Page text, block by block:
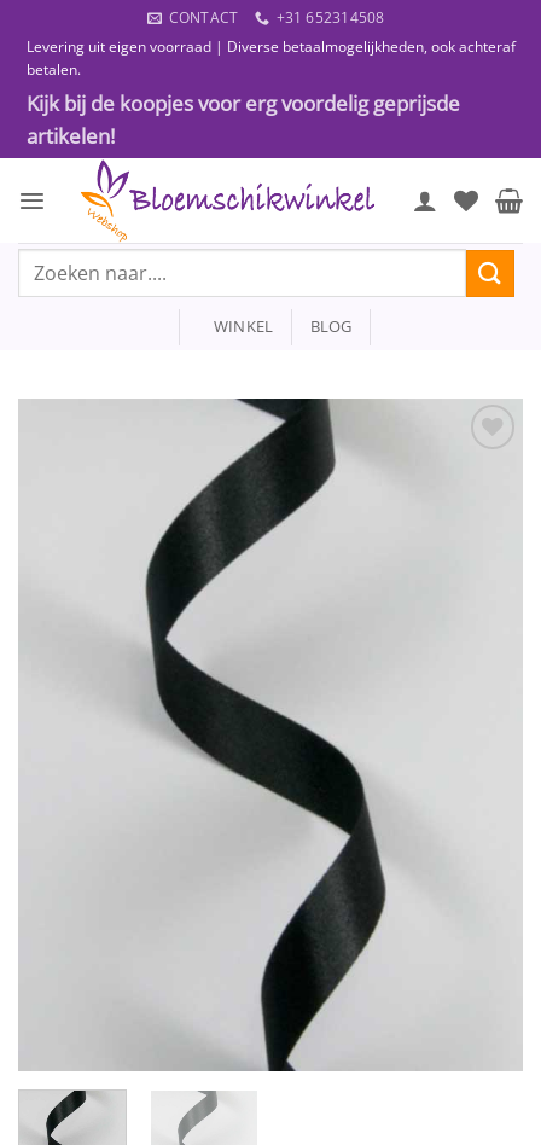
naar
inhoud
CONTACT
+31 652314508
Levering uit eigen voorraad | Diverse betaalmogelijkheden, ook achteraf
betalen.
Kijk bij de koopjes voor erg voordelig geprijsde
artikelen!
Zoeken
WINKEL BLOG